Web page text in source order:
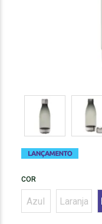
COR
Azul Laranja